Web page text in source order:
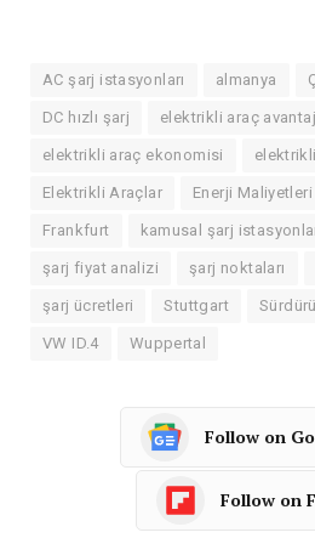
AC şarj istasyonları almanya
DC hızlı şarj elektrikli araç
elektrikli araç ekonomisi
Elektrikli Araçlar Enerji Maliyetleri
Frankfurt kamusal şarj
şarj fiyat analizi şarj noktaları
şarj ücretleri Stuttgart
VW ID.4 Wuppertal
Follow on
Follow on